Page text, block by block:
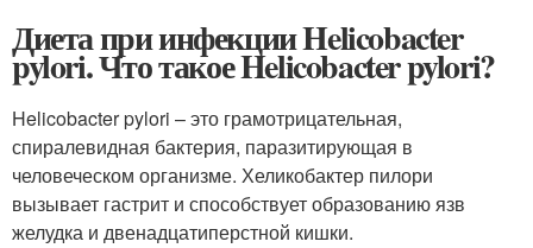
Диета при инфекции Helicobacter
pylori. Что такое Helicobacter pylori?
Helicobacter pylori – это грамотрицательная,
спиралевидная бактерия, паразитирующая в
человеческом организме. Хеликобактер пилори
вызывает гастрит и способствует образованию язв
желудка и двенадцатиперстной кишки.